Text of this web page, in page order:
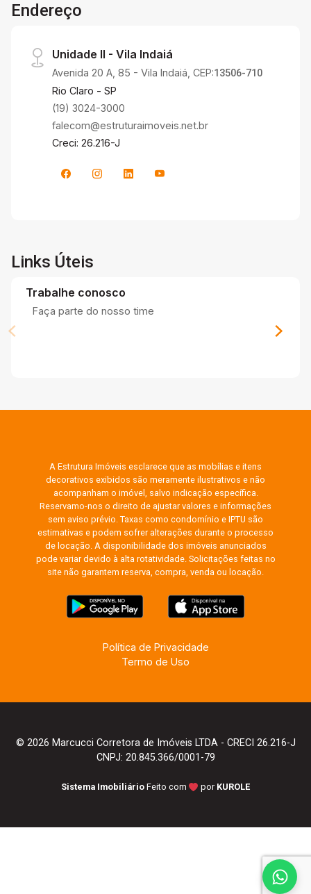
Endereço
Unidade II - Vila Indaiá
Avenida 20 A, 85 - Vila Indaiá, CEP:13506-710
Rio Claro - SP
(19) 3024-3000
falecom@estruturaimoveis.net.br
Creci: 26.216-J
Links Úteis
Trabalhe conosco
Faça parte do nosso time
A Estrutura Imóveis esclarece que as mobílias e itens
decorativos exibidos são meramente ilustrativos e não
acompanham o imóvel, salvo indicação específica.
Reservamo-nos o direito de ajustar valores e informações
sem aviso prévio. Taxas como condomínio e IPTU são
estimativas e podem sofrer alterações durante o processo
de locação. A disponibilidade dos imóveis anunciados
pode variar devido à alta rotatividade. Solicitações feitas no
site não garantem reserva, compra, venda ou locação.
Política de Privacidade
Termo de Uso
© 2026 Marcucci Corretora de Imóveis LTDA - CRECI 26.216-J
CNPJ: 20.845.366/0001-79
Sistema Imobiliário Feito com por KUROLE